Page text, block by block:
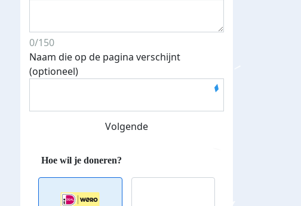
0/150
Naam die op de pagina verschijnt
(optioneel)
Volgende